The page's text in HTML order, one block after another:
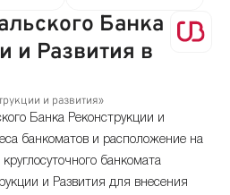
Банка
и Развития в
и развития»
Банка Реконструкции и
банкоматов и расположение на
банкомата
и Развития для внесения